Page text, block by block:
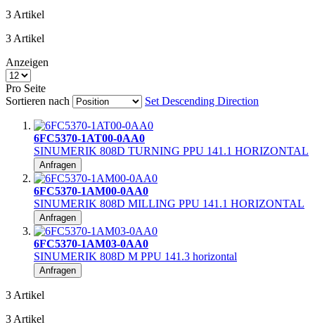
3 Artikel
3 Artikel
Anzeigen
Pro Seite
Sortieren nach
Set Descending Direction
6FC5370-1AT00-0AA0
SINUMERIK 808D TURNING PPU 141.1 HORIZONTAL
Anfragen
6FC5370-1AM00-0AA0
SINUMERIK 808D MILLING PPU 141.1 HORIZONTAL
Anfragen
6FC5370-1AM03-0AA0
SINUMERIK 808D M PPU 141.3 horizontal
Anfragen
3 Artikel
3 Artikel